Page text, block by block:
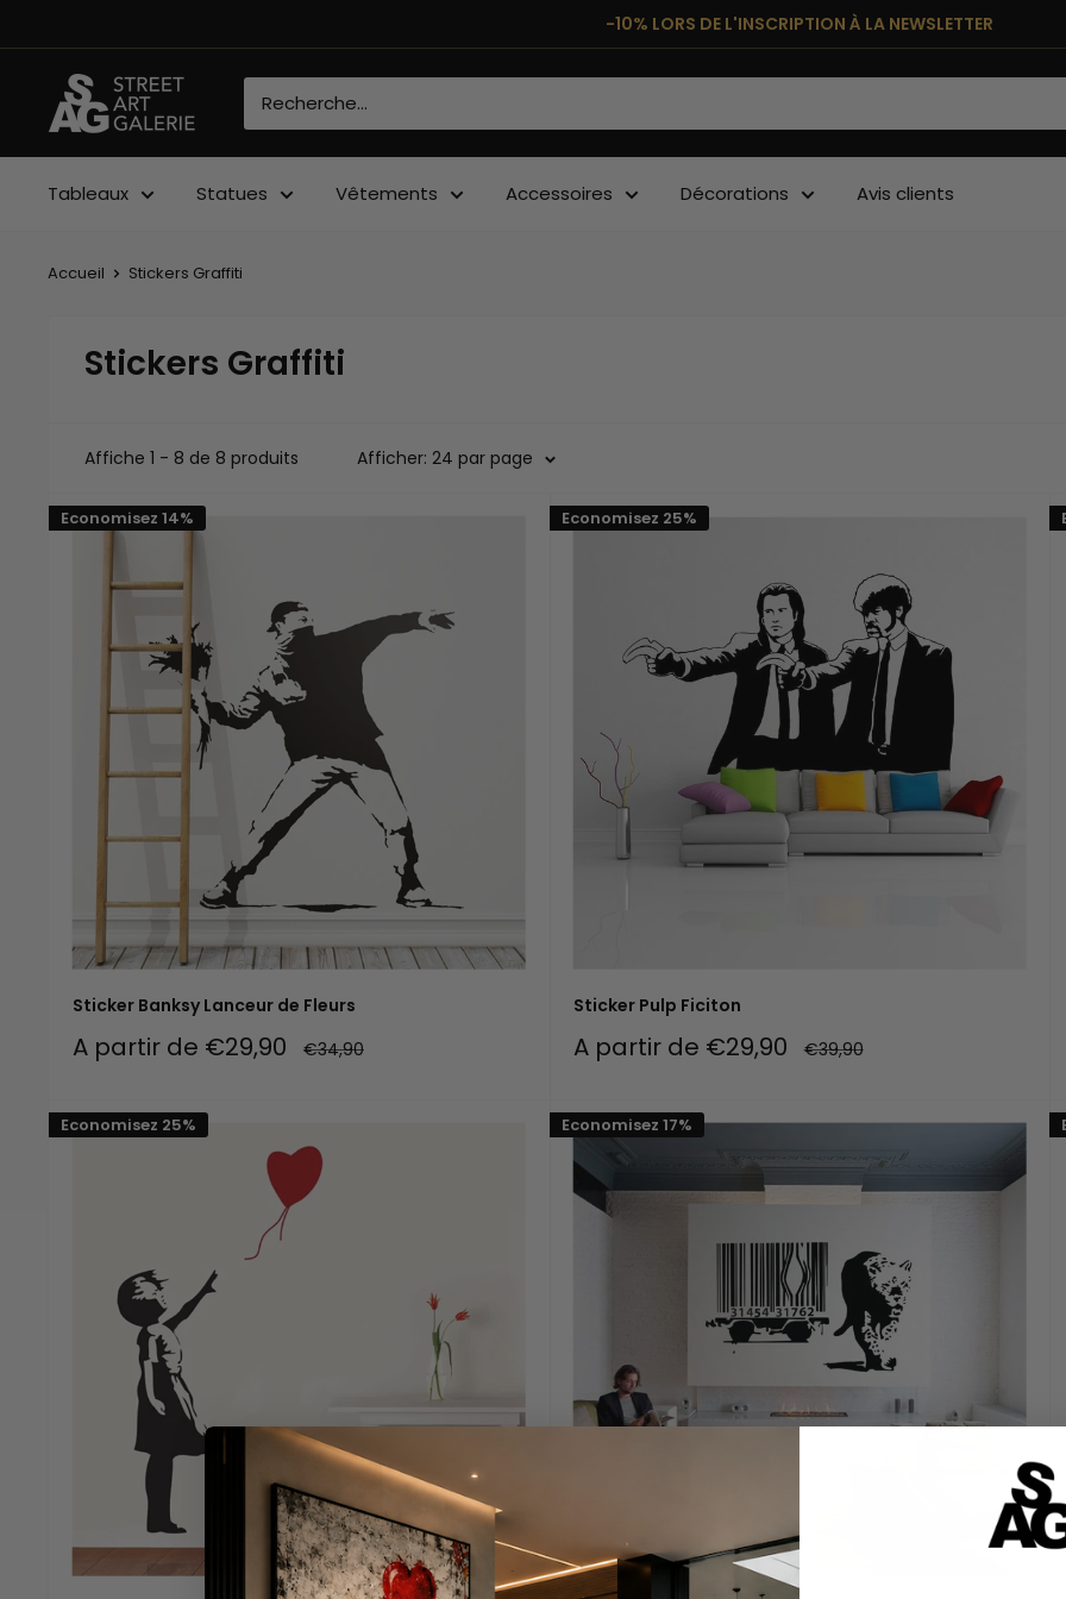
au
contenu
-10% LORS DE L'INSCRIPTION À LA NEWSLETTER
Street
Art
Galerie
Tableaux Statues Vêtements Accessoires Décorations Avis clients
Accueil Stickers Graffiti
Stickers Graffiti
Affiche 1 - 8 de 8 produits Afficher: 24 par page
Economisez 14%
Sticker Banksy Lanceur de Fleurs
Prix
réduit
A partir de €29,90 Prix
normal
€34,90
Economisez 25%
Sticker Pulp Ficiton
Prix
réduit
A partir de €29,90 Prix
normal
€39,90
Economisez 25% Economisez 17%